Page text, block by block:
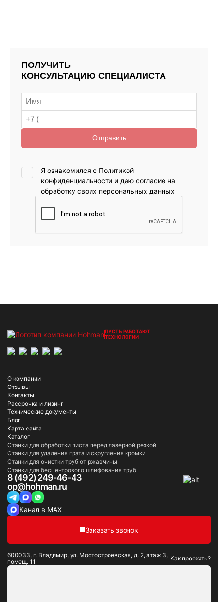
ПОЛУЧИТЬ
КОНСУЛЬТАЦИЮ СПЕЦИАЛИСТА
Отправить
Я ознакомился с Политикой
конфиденциальности и даю согласие на
обработку своих персональных данных
ПУСТЬ РАБОТАЮТ
ТЕХНОЛОГИИ
О компании
Отзывы
Контакты
Рассрочка и лизинг
Технические документы
Блог
Карта сайта
Каталог
Станки для обработки листа перед лазерной резкой
Станки для удаления грата и скругления кромки
Станки для очистки труб от ржавчины
Станки для бесцентрового шлифования труб
8 (492) 249-46-43
op@hohman.ru
Канал в MAX
Заказать звонок
600033, г. Владимир, ул. Мостостроевская, д. 2, этаж 3,
помещ. 11
Как проехать?